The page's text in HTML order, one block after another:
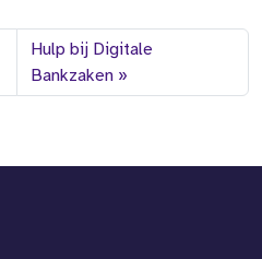
Hulp bij Digitale
Bankzaken